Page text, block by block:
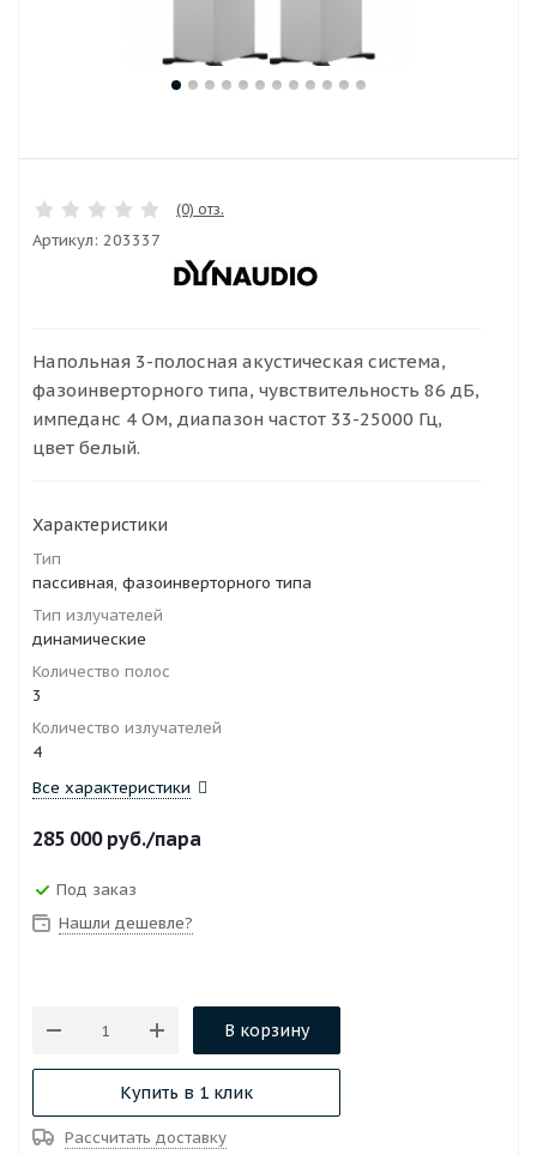
(0) отз.
Артикул: 203337
Напольная 3-полосная акустическая система,
фазоинверторного типа, чувствительность 86 дБ,
импеданс 4 Ом, диапазон частот 33-25000 Гц,
цвет белый.
Характеристики
Тип
пассивная, фазоинверторного типа
Тип излучателей
динамические
Количество полос
3
Количество излучателей
4
Все характеристики
285 000руб./пара
Под заказ
Нашли дешевле?
В корзину
Купить в 1 клик
Рассчитать доставку